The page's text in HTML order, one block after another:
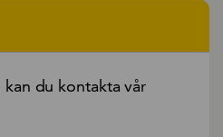
du kontakta vår